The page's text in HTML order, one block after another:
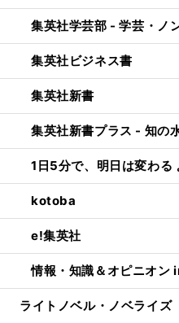
集英社学芸部 - 学芸・ノ
集英社ビジネス書
集英社新書
集英社新書プラス - 知の
1日5分で、明日は変わ
kotoba
e!集英社
情報・知識＆オピニオン
ライトノベル・ノベライズ